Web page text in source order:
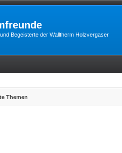
Begeisterte der Walltherm Holzvergaser
Themen